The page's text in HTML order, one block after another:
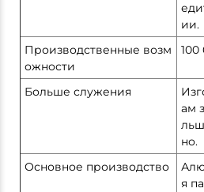
ии.
Производственные возм
ожности
Больше служения
ам
но.
Основное производство
я